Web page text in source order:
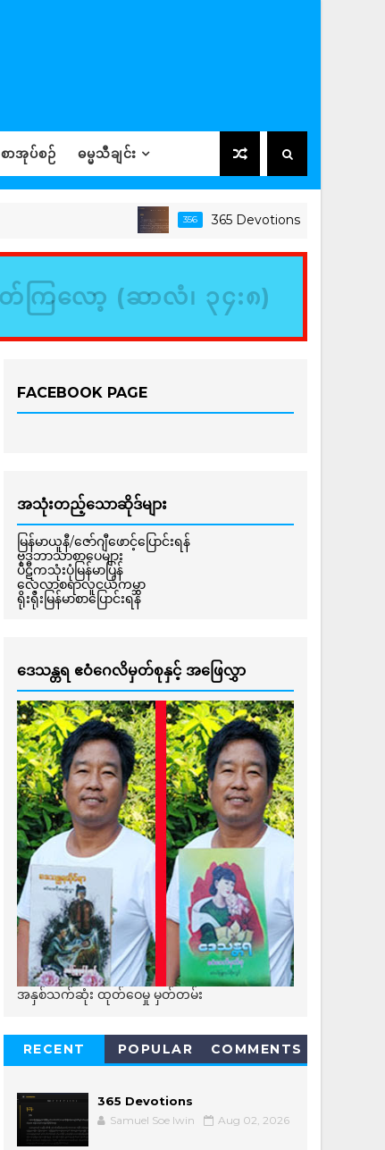
စာအုပ်စဉ် ဓမ္မသီချင်း
356 365 Devotions
ကြလော့ (ဆာလံ၊ ၃၄:၈)
FACEBOOK PAGE
အသုံးတည့်သောဆိုဒ်များ
မြန်မာယူနီ/ဇော်ဂျီဖောင့်ပြောင်းရန်
ဗုဒ္ဓဘာသာစာပေများ
ပိဋကသုံးပုံမြန်မာပြန်
လေ့လာစရာလူငယ်ကမ္ဘာ
ရိုးရိုးမြန်မာစာပြောင်းရန်
ဒေသန္တရ ဧဝံဂေလိမှတ်စုနှင့် အဖြေလွှာ
အနှစ်သက်ဆုံး ထုတ်ဝေမှု မှတ်တမ်း
RECENT POPULAR COMMENTS
365 Devotions
Samuel Soe lwin Aug 02, 2026